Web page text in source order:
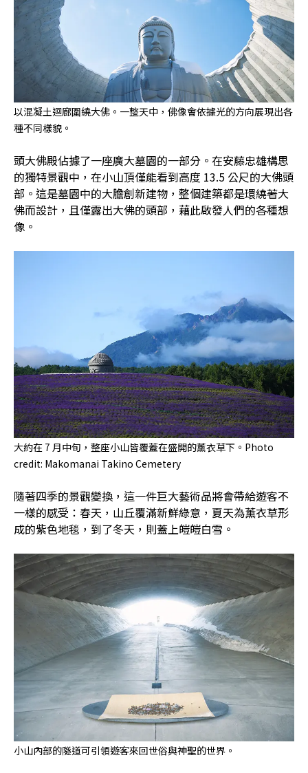
以混凝土迴廊圍繞大佛。一整天中，佛像會依據光的方向展現出各
種不同樣貌。
頭大佛殿佔據了一座廣大墓園的一部分。在安藤忠雄構思
的獨特景觀中，在小山頂僅能看到高度 13.5 公尺的大佛頭
部。這是墓園中的大膽創新建物，整個建築都是環繞著大
佛而設計，且僅露出大佛的頭部，藉此啟發人們的各種想
像。
大約在 7 月中旬，整座小山皆覆蓋在盛開的薰衣草下。Photo
credit: Makomanai Takino Cemetery
隨著四季的景觀變換，這一件巨大藝術品將會帶給遊客不
一樣的感受：春天，山丘覆滿新鮮綠意，夏天為薰衣草形
成的紫色地毯，到了冬天，則蓋上皚皚白雪。
小山內部的隧道可引領遊客來回世俗與神聖的世界。